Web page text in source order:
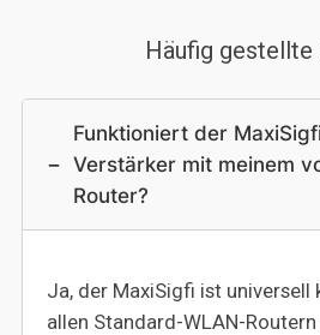
Häufig gestellte
−
Funktioniert der
Verstärker mit meinem
Router?
Ja, der MaxiSigfi ist
allen Standard-WLAN-Routern